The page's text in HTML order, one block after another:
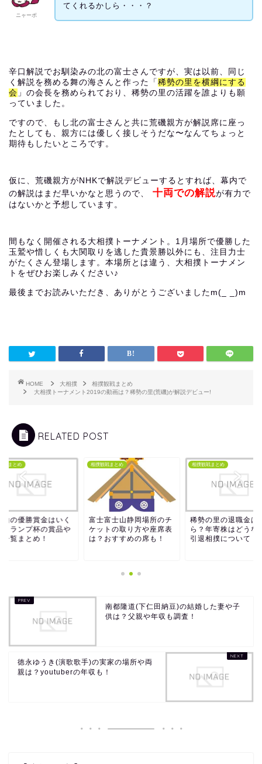
ニャーボ
てくれるかしら・・・？
辛口解説でお馴染みの北の富士さんですが、実は以前、同じ
く解説を務める舞の海さんと作った「 稀勢の里を横綱にする
会 」の会長を務められており、稀勢の里の活躍を誰よりも願
っていました。
ですので、もし北の富士さんと共に荒磯親方が解説席に座っ
たとしても、親方には優しく接しそうだな〜なんてちょっと
期待もしたいところです。
仮に、荒磯親方がNHKで解説デビューするとすれば、幕内で
の解説はまだ早いかなと思うので、
十両での解説が有力で
はないかと予想しています。
間もなく開催される大相撲トーナメント。1月場所で優勝した
玉鷲や惜しくも大関取りを逃した貴景勝以外にも、注目力士
がたくさん登場します。本場所とは違う、大相撲トーナメン
トをぜひお楽しみください♪
最後までお読みいただき、ありがとうございましたm(_ _)m
HOME 大相撲
相撲観戦まとめ
大相撲トーナメント2019の動画は？稀勢の里(荒磯)が解説デビュー!
RELATED POST
戦まとめ
富士山静岡場所のチ
トの取り方や座席表
おすすめの席も！
相撲観戦まとめ
稀勢の里の退職金はいく
ら？年寄株はどうなる？
引退相撲について！
相撲観戦まとめ
朝乃山の優勝賞金は
ら？トランプ杯の賞
副賞一覧まとめ！
南都隆道(下仁田納豆)の結婚した妻や子
供は？父親や年収も調査！
徳永ゆうき(演歌歌手)の実家の場所や両
親は？youtuberの年収も！